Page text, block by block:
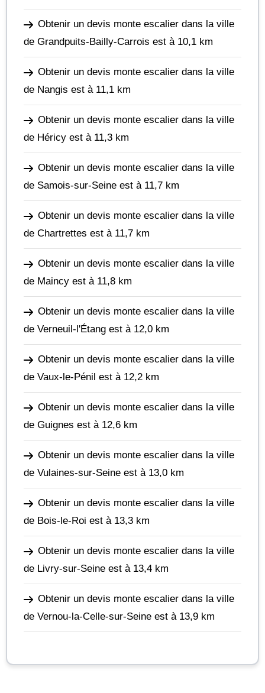
Obtenir un devis monte escalier dans la ville
de Grandpuits-Bailly-Carrois est à 10,1 km
Obtenir un devis monte escalier dans la ville
de Nangis est à 11,1 km
Obtenir un devis monte escalier dans la ville
de Héricy est à 11,3 km
Obtenir un devis monte escalier dans la ville
de Samois-sur-Seine est à 11,7 km
Obtenir un devis monte escalier dans la ville
de Chartrettes est à 11,7 km
Obtenir un devis monte escalier dans la ville
de Maincy est à 11,8 km
Obtenir un devis monte escalier dans la ville
de Verneuil-l'Étang est à 12,0 km
Obtenir un devis monte escalier dans la ville
de Vaux-le-Pénil est à 12,2 km
Obtenir un devis monte escalier dans la ville
de Guignes est à 12,6 km
Obtenir un devis monte escalier dans la ville
de Vulaines-sur-Seine est à 13,0 km
Obtenir un devis monte escalier dans la ville
de Bois-le-Roi est à 13,3 km
Obtenir un devis monte escalier dans la ville
de Livry-sur-Seine est à 13,4 km
Obtenir un devis monte escalier dans la ville
de Vernou-la-Celle-sur-Seine est à 13,9 km